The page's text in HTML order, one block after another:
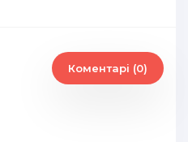
Коментарі (0)